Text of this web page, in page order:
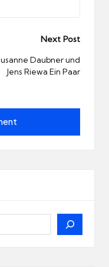
Next Post
Daubner und
Jens Riewa Ein Paar